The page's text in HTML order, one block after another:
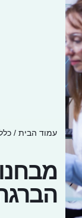
עמוד הבית /